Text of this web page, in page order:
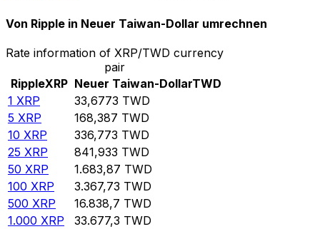
Von Ripple in Neuer Taiwan-Dollar umrechnen
Rate information of XRP/TWD currency
pair
RippleXRP Neuer Taiwan-DollarTWD
1 XRP 33,6773 TWD
5 XRP 168,387 TWD
10 XRP 336,773 TWD
25 XRP 841,933 TWD
50 XRP 1.683,87 TWD
100 XRP 3.367,73 TWD
500 XRP 16.838,7 TWD
1.000 XRP 33.677,3 TWD